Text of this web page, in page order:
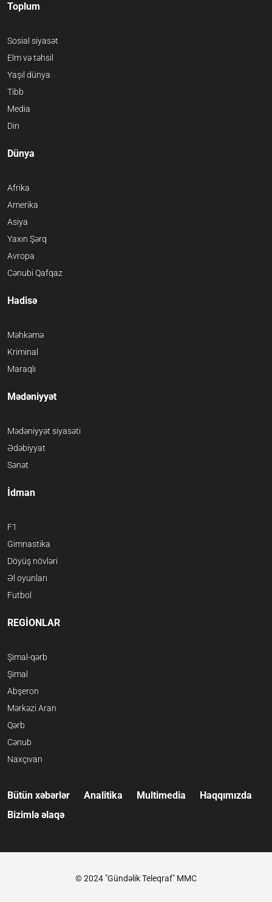
Toplum
Sosial siyasət
Elm və təhsil
Yaşıl dünya
Tibb
Media
Din
Dünya
Afrika
Amerika
Asiya
Yaxın Şərq
Avropa
Cənubi Qafqaz
Hadisə
Məhkəmə
Kriminal
Maraqlı
Mədəniyyət
Mədəniyyət siyasəti
Ədəbiyyat
Sənət
İdman
F1
Gimnastika
Döyüş növləri
Əl oyunları
Futbol
REGİONLAR
Şimal-qərb
Şimal
Abşeron
Mərkəzi Aran
Qərb
Cənub
Naxçıvan
Bütün xəbərlər Analitika Multimedia
Haqqımızda
Bizimlə əlaqə
© 2024 "Gündəlik Teleqraf" MMC